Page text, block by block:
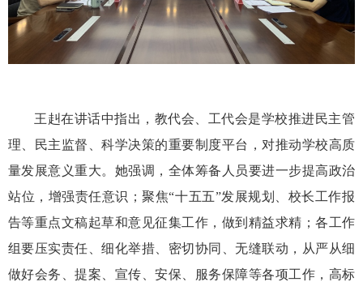
王赳在讲话中指出，教代会、工代会是学校推进民主管
理、民主监督、科学决策的重要制度平台，对推动学校高质
量发展意义重大。她强调，全体筹备人员要进一步提高政治
站位，增强责任意识；聚焦“十五五”发展规划、校长工作报
告等重点文稿起草和意见征集工作，做到精益求精；各工作
组要压实责任、细化举措、密切协同、无缝联动，从严从细
做好会务、提案、宣传、安保、服务保障等各项工作，高标